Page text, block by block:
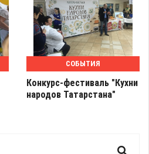
СОБЫТИЯ
Конкурс-фестиваль "Кухни
народов Татарстана"